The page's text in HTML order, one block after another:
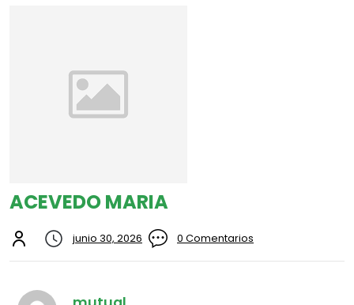
ACEVEDO MARIA
junio 30, 2026 0 Comentarios